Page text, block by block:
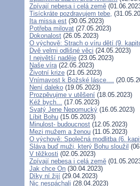
Zpívají nebesa i celá země
Tisíckráte pozdravujem tebe,
Ita missa est (30.05.2023)
Potřeba milovat (27.05.2023)
Dokonalost (26.05.2023)
O výchově: Strach o víru dětí (9.
Dvě velmi odlišné věci (24.05.2023)
I největší naděje (23.05.2023)
Naše víra(22.05.2023)
Životní krize (21.05.2023)
Vnímavost k Božské lásce....
Není daleko (19.05.2023)
Prozpěvujme v utěšení (18.05.2023)
Kéž bych... (17.05.2023)
Svatý Jene Nepomucký (16.05.2023)
Líbit Bohu (15.05.2023)
Minulost- budoucnost (12.05.2023)
Mezi mužem a ženou (11.05.2023)
O výchově: Společná modlitba (6.
Sláva buď muži, který Bohu sloužil
V těžkosti (02.05.2023)
Zpívají nebesa i celá země
Jak chce On (30.04.2023)
Díky ní žijí (29.04.2023)
Nic nespáchali (28.04.2023)